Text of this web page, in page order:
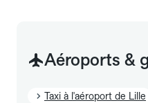
Aéroports &
Taxi à l'aéroport de Lille